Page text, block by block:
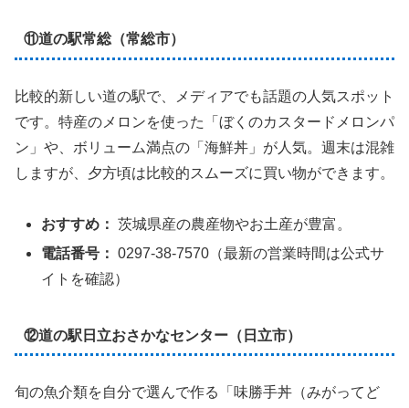
⑪道の駅常総（常総市）
比較的新しい道の駅で、メディアでも話題の人気スポット
です。特産のメロンを使った「ぼくのカスタードメロンパ
ン」や、ボリューム満点の「海鮮丼」が人気。週末は混雑
しますが、夕方頃は比較的スムーズに買い物ができます。
おすすめ： 茨城県産の農産物やお土産が豊富。
電話番号： 0297-38-7570（最新の営業時間は公式サ
イトを確認）
⑫道の駅日立おさかなセンター（日立市）
旬の魚介類を自分で選んで作る「味勝手丼（みがってど